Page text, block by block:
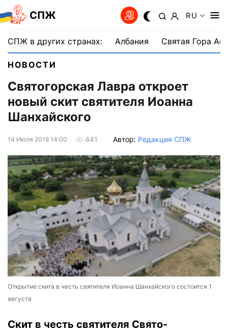
СПЖ RU
СПЖ в других странах: Албания Святая Гора
НОВОСТИ
Святогорская Лавра откроет
новый скит святителя Иоанна
Шанхайского
14 Июля 2018 14:00 441 Автор: Редакция СПЖ
Открытие скита в честь святителя Иоанна Шанхайского состоится 1
августа
Скит в честь святителя Свято-